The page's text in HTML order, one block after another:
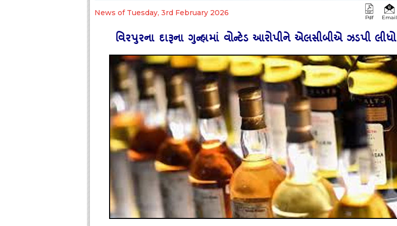
News of Tuesday, 3rd February 2026
Pdf Email
વિરપુરના દારૂના ગુન્‍હામાં વોન્‍ટેડ આરોપીને એલસીબીએ ઝડપી લીધો